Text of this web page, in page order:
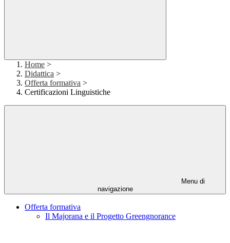
Home >
Didattica >
Offerta formativa >
Certificazioni Linguistiche
Menu di
navigazione
Offerta formativa
Il Majorana e il Progetto Greengnorance